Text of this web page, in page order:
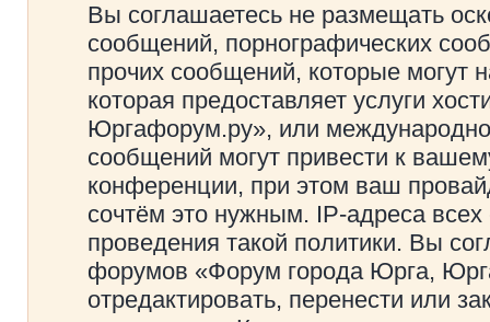
Вы соглашаетесь не размещать
сообщений, порнографических
прочих сообщений, которые могут
которая предоставляет услуги
Юргафорум.ру», или
сообщений могут привести к
конференции, при этом ваш
сочтём это нужным. IP-адреса
проведения такой политики. Вы
форумов «Форум города Юрга,
отредактировать, перенести или